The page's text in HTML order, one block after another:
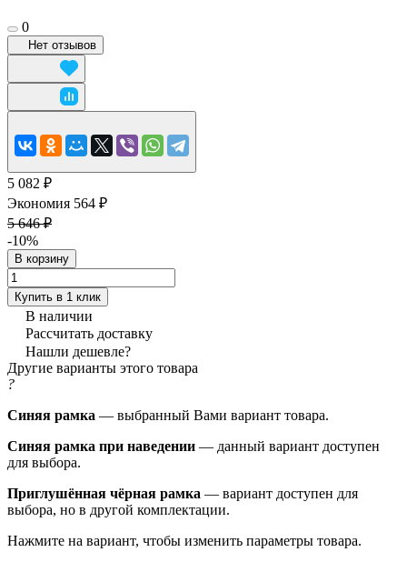
0
Нет отзывов
5 082 ₽
Экономия 564 ₽
5 646 ₽
-10%
В корзину
Купить в 1 клик
В наличии
Рассчитать доставку
Нашли дешевле?
Другие варианты этого товара
?
Синяя рамка — выбранный Вами вариант товара.
Синяя рамка при наведении — данный вариант доступен
для выбора.
Приглушённая чёрная рамка — вариант доступен для
выбора, но в другой комплектации.
Нажмите на вариант, чтобы изменить параметры товара.